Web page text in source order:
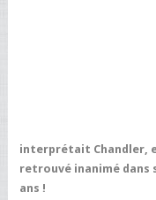
interprétait Chandler,
retrouvé inanimé dans
ans !